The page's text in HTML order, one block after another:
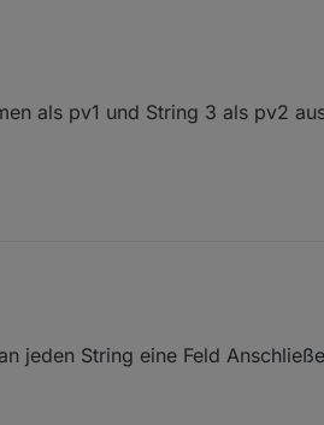
als pv1 und String 3 als pv2
als pv1 und String 3 als pv2
jeden String eine Feld